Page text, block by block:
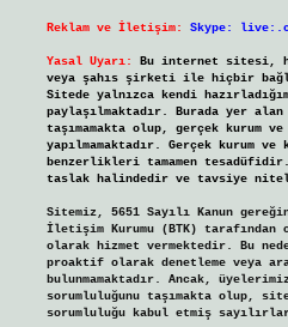
Reklam ve İletişim: Skype:
Yasal Uyarı:
Bu internet sitesi,
veya şahıs şirketi ile hiçbir
Sitede yalnızca kendi
paylaşılmaktadır. Burada yer
taşımamakta olup, gerçek kurum
yapılmamaktadır. Gerçek kurum
benzerlikleri tamamen
taslak halindedir ve tavsiye
Sitemiz, 5651 Sayılı Kanun
İletişim Kurumu (BTK) tarafından
olarak hizmet vermektedir. Bu
proaktif olarak denetleme veya
bulunmamaktadır. Ancak,
sorumluluğunu taşımakta olup,
sorumluluğu kabul etmiş